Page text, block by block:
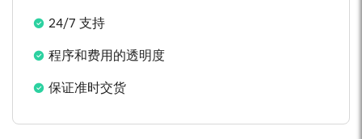
24/7 支持
程序和费用的透明度
保证准时交货